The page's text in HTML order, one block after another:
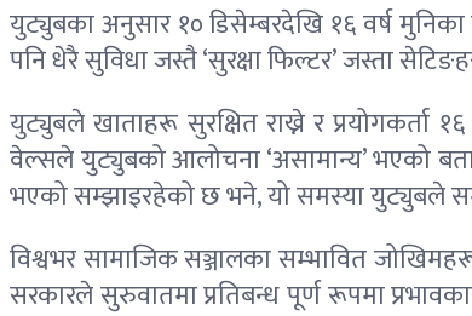
युट्युबका अनुसार १० डिसेम्बरदेखि १६ वर्ष
पनि धेरै सुविधा जस्तै ‘सुरक्षा फिल्टर’ जस्ता
युट्युबले खाताहरू सुरक्षित राख्ने र प्रयोगकर्ता
वेल्सले युट्युबको आलोचना ‘असामान्य’ भएको
भएको सम्झाइरहेको छ भने, यो समस्या युट्युबले
विश्वभर सामाजिक सञ्जालका सम्भावित
सरकारले सुरुवातमा प्रतिबन्ध पूर्ण रूपमा